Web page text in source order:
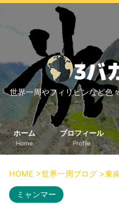
サイト内検索
3バカ兄弟のブログ
三男：増田っちのブ
グ
長男：Yoshiのブロ
ビジネス・ライフハック
車関係
世界一周やフィリピンなど色
ホーム
Home
プロフィール
Profile
HOME >世界一周ブログ >東
ミャンマー